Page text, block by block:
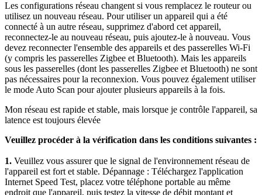
Les configurations réseau changent si vous remplacez le routeur ou
utilisez un nouveau réseau. Pour utiliser un appareil qui a été
connecté à un autre réseau, supprimez d'abord cet appareil,
reconnectez-le au nouveau réseau, puis ajoutez-le à nouveau. Vous
devez reconnecter l'ensemble des appareils et des passerelles Wi-Fi
(y compris les passerelles Zigbee et Bluetooth). Mais les appareils
sous les passerelles (dont les passerelles Zigbee et Bluetooth) ne sont
pas nécessaires pour la reconnexion. Vous pouvez également utiliser
le mode Auto Scan pour ajouter plusieurs appareils à la fois.
Mon réseau est rapide et stable, mais lorsque je contrôle l'appareil, sa
latence est toujours élevée
Veuillez procéder à la vérification dans les conditions suivantes :
1. Veuillez vous assurer que le signal de l'environnement réseau de
l'appareil est fort et stable. Dépannage : Téléchargez l'application
Internet Speed Test, placez votre téléphone portable au même
endroit que l'appareil, puis testez la vitesse de débit montant et